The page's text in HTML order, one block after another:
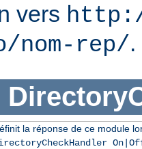
vers
nom-rep/.
la réponse de ce module